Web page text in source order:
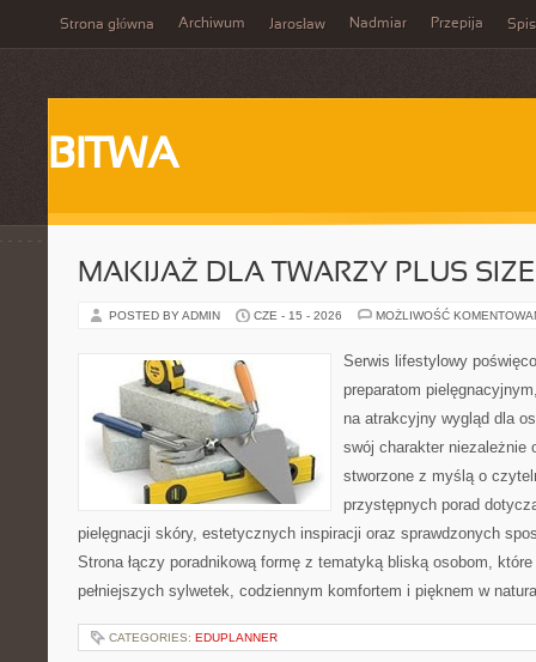
Strona główna Archiwum Jarosław Nadmiar Przepija
BITWA
MAKIJAŻ DLA TWARZY PLUS SIZE
POSTED BY ADMIN CZE - 15 - 2026 MOŻLIWOŚĆ
Serwis lifestylowy
preparatom
na atrakcyjny wygląd dla
swój charakter niezależnie
stworzone z myślą o
przystępnych porad
pielęgnacji skóry, estetycznych inspiracji oraz sprawdzonych
Strona łączy poradnikową formę z tematyką bliską osobom,
pełniejszych sylwetek, codziennym komfortem i pięknem w
CATEGORIES: EDUPLANNER